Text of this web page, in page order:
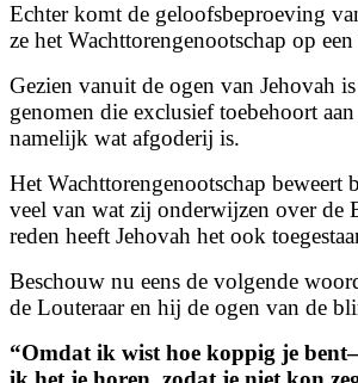
Echter komt de geloofsbeproeving
ze het Wachttorengenootschap op
Gezien vanuit de ogen van Jehovah
genomen die exclusief toebehoort
namelijk wat afgoderij is.
Het Wachttorengenootschap
veel van wat zij onderwijzen over de
reden heeft Jehovah het ook
Beschouw nu eens de volgende
de Louteraar en hij de ogen van de
“Omdat ik wist hoe koppig je bent